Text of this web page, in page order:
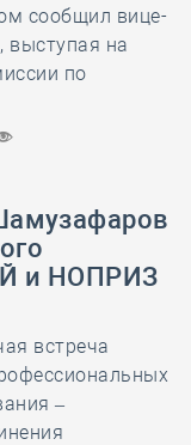
сообщил вице-
выступая на
по
и НОПРИЗ
встреча
–